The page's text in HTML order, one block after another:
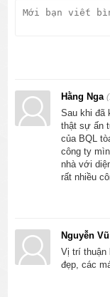
Hằng Nga
Sau khi đã
thật sự ấn
của BQL
công ty
nhà với
rất nhiều
Nguyễn
Vị trí thuận
đẹp, các